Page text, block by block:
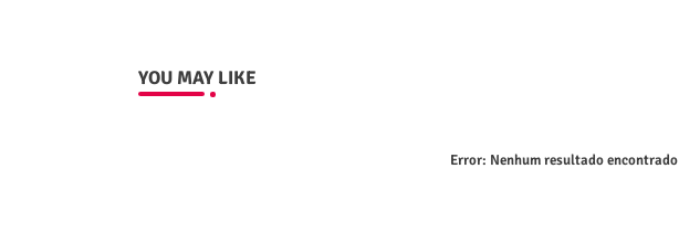
YOU MAY LIKE
Error: Nenhum resultado encontrado